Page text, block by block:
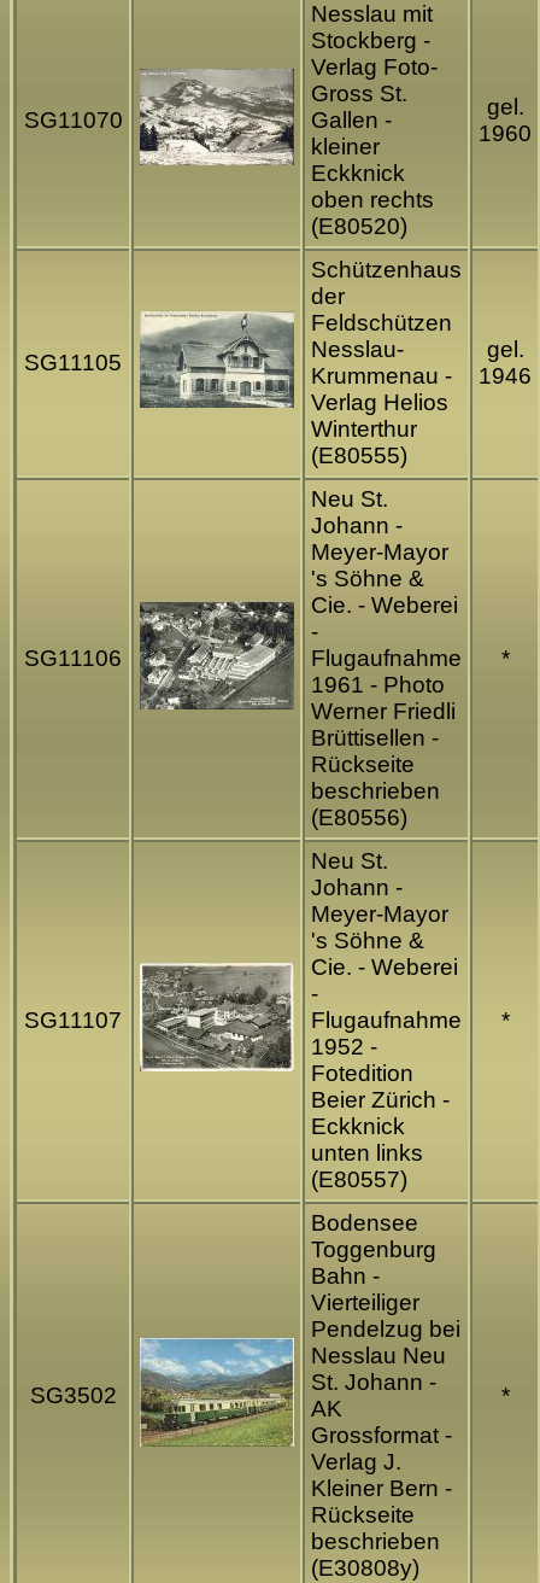
SG11070
Nesslau mit
Stockberg -
Verlag Foto-
Gross St.
Gallen -
kleiner
Eckknick
oben rechts
(E80520)
gel.
1960
SG11105
Schützenhaus
der
Feldschützen
Nesslau-
Krummenau -
Verlag Helios
Winterthur
(E80555)
gel.
1946
SG11106
Neu St.
Johann -
Meyer-Mayor
's Söhne &
Cie. - Weberei
-
Flugaufnahme
1961 - Photo
Werner Friedli
Brüttisellen -
Rückseite
beschrieben
(E80556)
*
SG11107
Neu St.
Johann -
Meyer-Mayor
's Söhne &
Cie. - Weberei
-
Flugaufnahme
1952 -
Fotedition
Beier Zürich -
Eckknick
unten links
(E80557)
*
SG3502
Bodensee
Toggenburg
Bahn -
Vierteiliger
Pendelzug bei
Nesslau Neu
St. Johann -
AK
Grossformat -
Verlag J.
Kleiner Bern -
Rückseite
beschrieben
(E30808y)
*